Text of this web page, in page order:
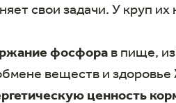
свои задачи. У круп их
фосфора в пище,
веществ и
ценность